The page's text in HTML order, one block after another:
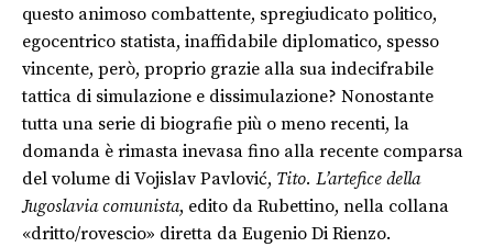
questo animoso combattente, spregiudicato politico,
egocentrico statista, inaffidabile diplomatico, spesso
vincente, però, proprio grazie alla sua indecifrabile
tattica di simulazione e dissimulazione? Nonostante
tutta una serie di biografie più o meno recenti, la
domanda è rimasta inevasa fino alla recente comparsa
del volume di Vojislav Pavlović, Tito. L’artefice della
Jugoslavia comunista, edito da Rubettino, nella collana
«dritto/rovescio» diretta da Eugenio Di Rienzo.